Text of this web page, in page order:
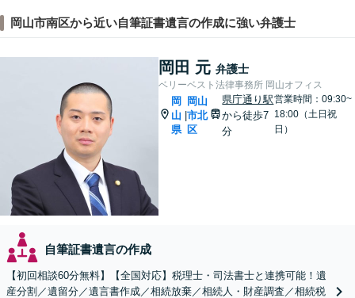
岡山市南区から近い自筆証書遺言の作成に強い弁護士
岡田 元 弁護士
ベリーベスト法律事務所 岡山オフィス
岡
山
県
|
岡山
市北
区
県庁通り駅
から徒歩7
分
営業時間：09:30~
18:00（土日祝
日）
自筆証書遺言の作成
【初回相談60分無料】【全国対応】税理士・司法書士と連携可能！遺
産分割／遺留分／遺言書作成／相続放棄／相続人・財産調査／相続税